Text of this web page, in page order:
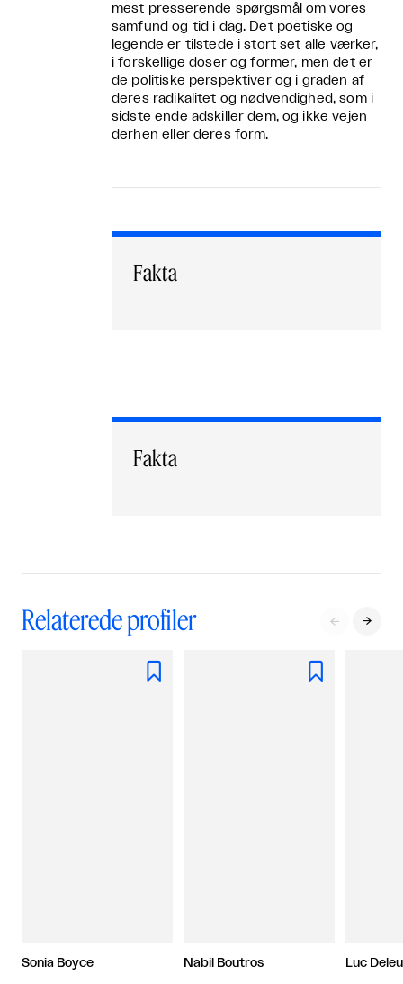
mest presserende spørgsmål om vores
samfund og tid i dag. Det poetiske og
legende er tilstede i stort set alle værker,
i forskellige doser og former, men det er
de politiske perspektiver og i graden af
deres radikalitet og nødvendighed, som i
sidste ende adskiller dem, og ikke vejen
derhen eller deres form.
Fakta
Fakta
Relaterede profiler  

Sonia Boyce

Nabil Boutros Luc Deleu